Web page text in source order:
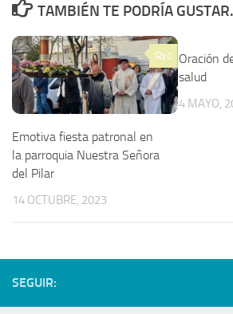
TAMBIÉN TE PODRÍA
0
Emotiva fiesta patronal en
la parroquia Nuestra Señora
del Pilar
14 OCTUBRE, 2023
Oración
salud
4 MAYO,
SEGUIR: